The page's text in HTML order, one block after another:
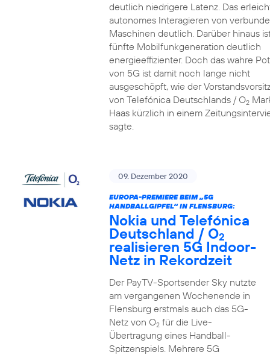
deutlich niedrigere Latenz. Das
autonomes Interagieren von
Maschinen deutlich. Darüber hinaus
fünfte Mobilfunkgeneration deutlich
energieeffizienter. Doch das wahre
von 5G ist damit noch lange nicht
ausgeschöpft, wie der
von Telefónica Deutschlands / O2
Haas kürzlich in einem
sagte.
09. Dezember 2020
EUROPA-PREMIERE BEIM „5G
HANDBALLGIPFEL“ IN FLENSBURG:
Nokia und Telefónica
Deutschland / O2
realisieren 5G Indoor-
Netz in Rekordzeit
Der PayTV-Sportsender Sky nutzte
am vergangenen Wochenende in
Flensburg erstmals auch das 5G-
Netz von O2für die Live-
Übertragung eines Handball-
Spitzenspiels. Mehrere 5G